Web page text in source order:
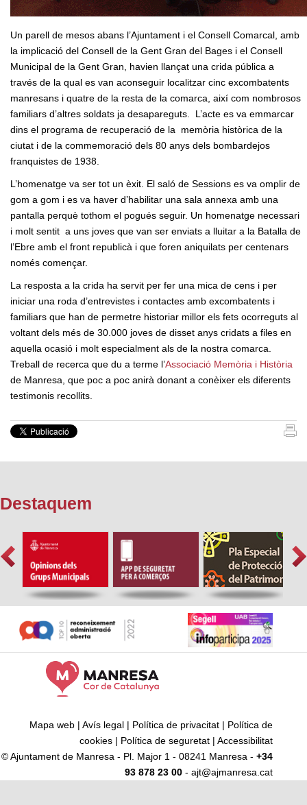
Un parell de mesos abans l’Ajuntament i el Consell Comarcal, amb
la implicació del Consell de la Gent Gran del Bages i el Consell
Municipal de la Gent Gran, havien llançat una crida pública a
través de la qual es van aconseguir localitzar cinc excombatents
manresans i quatre de la resta de la comarca, així com nombrosos
familiars d’altres soldats ja desapareguts. L’acte es va emmarcar
dins el programa de recuperació de la memòria històrica de la
ciutat i de la commemoració dels 80 anys dels bombardejos
franquistes de 1938.
L’homenatge va ser tot un èxit. El saló de Sessions es va omplir de
gom a gom i es va haver d’habilitar una sala annexa amb una
pantalla perquè tothom el pogués seguir. Un homenatge necessari
i molt sentit a uns joves que van ser enviats a lluitar a la Batalla de
l’Ebre amb el front republicà i que foren aniquilats per centenars
només començar.
La resposta a la crida ha servit per fer una mica de cens i per
iniciar una roda d’entrevistes i contactes amb excombatents i
familiars que han de permetre historiar millor els fets ocorreguts al
voltant dels més de 30.000 joves de disset anys cridats a files en
aquella ocasió i molt especialment als de la nostra comarca.
Treball de recerca que du a terme l’Associació Memòria i Història
de Manresa, que poc a poc anirà donant a conèixer els diferents
testimonis recollits.
Destaquem
Mapa web | Avís legal | Política de privacitat | Política de
cookies | Política de seguretat | Accessibilitat
© Ajuntament de Manresa - Pl. Major 1 - 08241 Manresa - +34
93 878 23 00 - ajt@ajmanresa.cat